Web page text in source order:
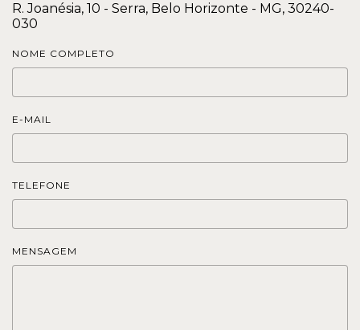
R. Joanésia, 10 - Serra, Belo Horizonte - MG, 30240-
030
NOME COMPLETO
E-MAIL
TELEFONE
MENSAGEM